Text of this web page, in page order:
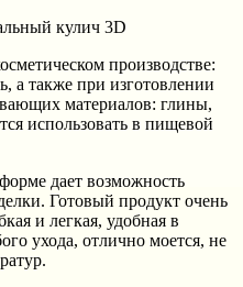
кулич 3D
производстве:
а также при изготовлении
материалов: глины,
использовать в пищевой
дает возможность
Готовый продукт очень
и легкая, удобная в
ухода, отлично моется, не